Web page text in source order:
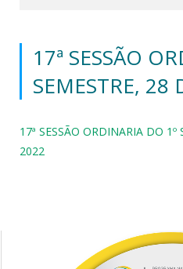
17ª SESSÃO
SEMESTRE, 28
17ª SESSÃO ORDINARIA DO 1º
2022